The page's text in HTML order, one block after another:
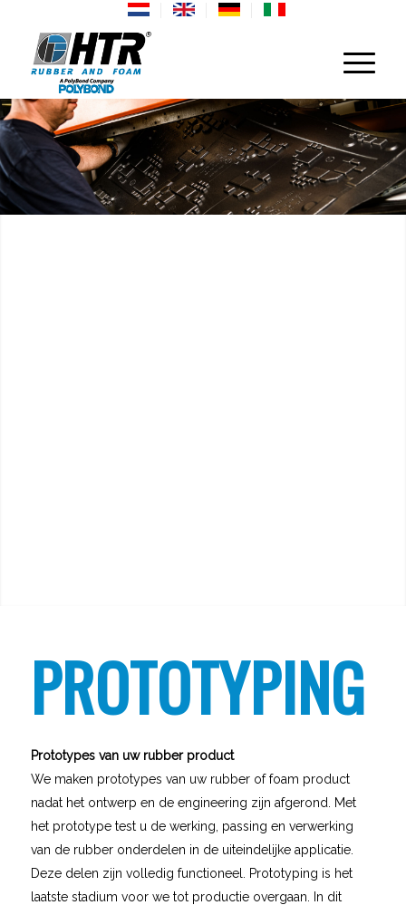
PROTOTYPING
Prototypes van uw rubber product
We maken prototypes van uw rubber of foam product
nadat het ontwerp en de engineering zijn afgerond. Met
het prototype test u de werking, passing en verwerking
van de rubber onderdelen in de uiteindelijke applicatie.
Deze delen zijn volledig functioneel. Prototyping is het
laatste stadium voor we tot productie overgaan. In dit